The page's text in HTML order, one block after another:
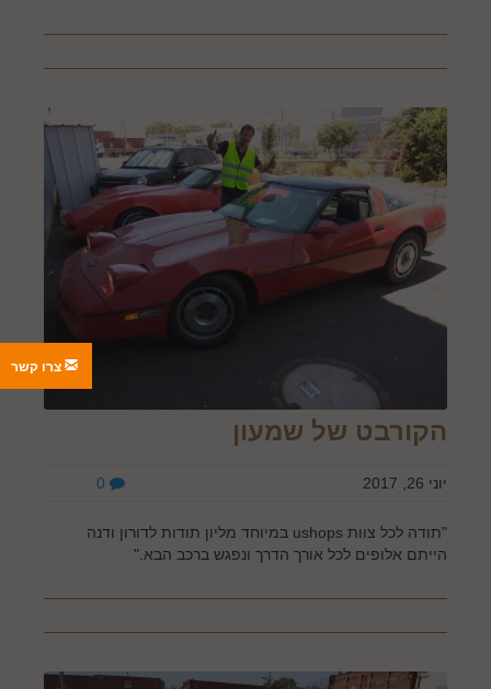
הקורבט של שמעון
יוני 26, 2017
"תודה לכל צוות ushops במיוחד מליון תודות לדורון ודנה
הייתם אלופים לכל אורך הדרך ונפגש ברכב הבא."
צרו קשר